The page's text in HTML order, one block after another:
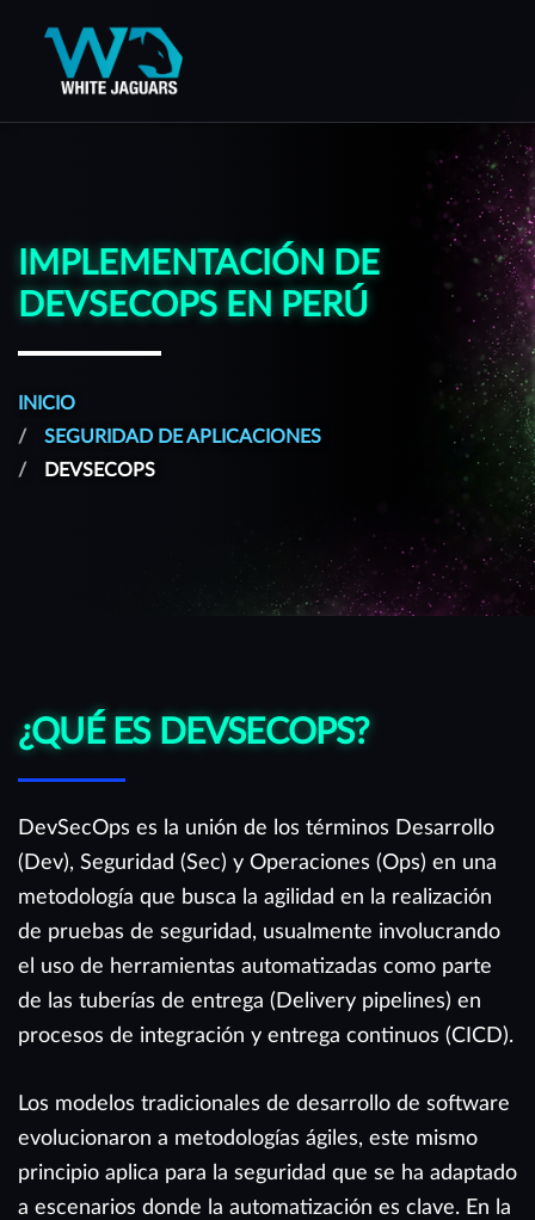
IMPLEMENTACIÓN DE
DEVSECOPS EN PERÚ
INICIO
SEGURIDAD DE APLICACIONES
DEVSECOPS
¿QUÉ ES DEVSECOPS?
DevSecOps es la unión de los términos Desarrollo
(Dev), Seguridad (Sec) y Operaciones (Ops) en una
metodología que busca la agilidad en la realización
de pruebas de seguridad, usualmente involucrando
el uso de herramientas automatizadas como parte
de las tuberías de entrega (Delivery pipelines) en
procesos de integración y entrega continuos (CICD).
Los modelos tradicionales de desarrollo de software
evolucionaron a metodologías ágiles, este mismo
principio aplica para la seguridad que se ha adaptado
a escenarios donde la automatización es clave. En la